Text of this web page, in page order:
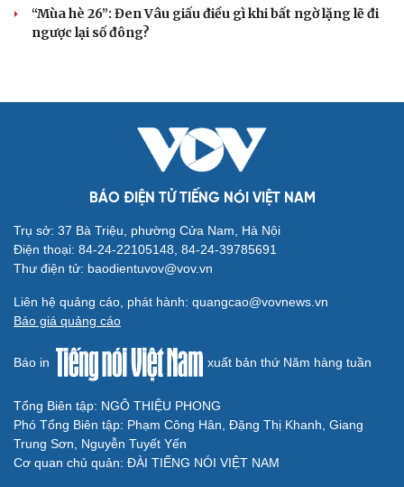
“Mùa hè 26”: Đen Vâu giấu điều gì khi bất ngờ lặng lẽ đi
ngược lại số đông?
BÁO ĐIỆN TỬ TIẾNG NÓI VIỆT NAM
Trụ sở: 37 Bà Triệu, phường Cửa Nam, Hà Nội
Điện thoại: 84-24-22105148, 84-24-39785691
Thư điện tử: baodientuvov@vov.vn
Liên hệ quảng cáo, phát hành: quangcao@vovnews.vn
Báo giá quảng cáo
Báo in xuất bản thứ Năm hàng tuần
Tổng Biên tập: NGÔ THIỆU PHONG
Phó Tổng Biên tập: Phạm Công Hân, Đặng Thị Khanh, Giang
Trung Sơn, Nguyễn Tuyết Yến
Cơ quan chủ quản: ĐÀI TIẾNG NÓI VIỆT NAM